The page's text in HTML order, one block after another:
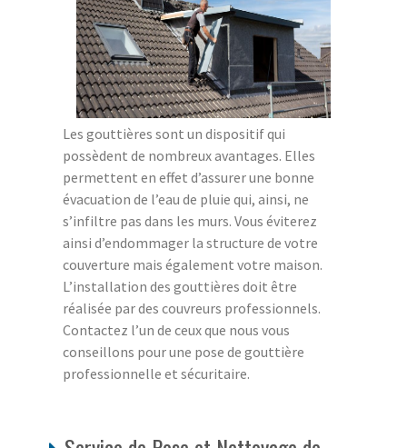
Les gouttières sont un dispositif qui
possèdent de nombreux avantages. Elles
permettent en effet d’assurer une bonne
évacuation de l’eau de pluie qui, ainsi, ne
s’infiltre pas dans les murs. Vous éviterez
ainsi d’endommager la structure de votre
couverture mais également votre maison.
L’installation des gouttières doit être
réalisée par des couvreurs professionnels.
Contactez l’un de ceux que nous vous
conseillons pour une pose de gouttière
professionnelle et sécuritaire.